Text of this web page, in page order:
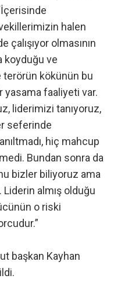
halen
çalışıyor olmasının
koyduğu ve
kökünün bu
yasama faaliyeti var.
liderimizi tanıyoruz,
seferinde
hiç mahcup
Bundan sonra da
bizler biliyoruz ama
Liderin almış olduğu
o riski
başkan Kayhan